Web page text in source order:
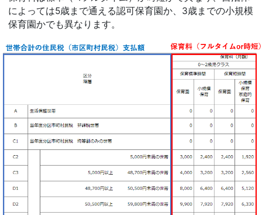
によっては5歳まで通える認可保育園か、3歳までの小規模
保育園かでも異なります。